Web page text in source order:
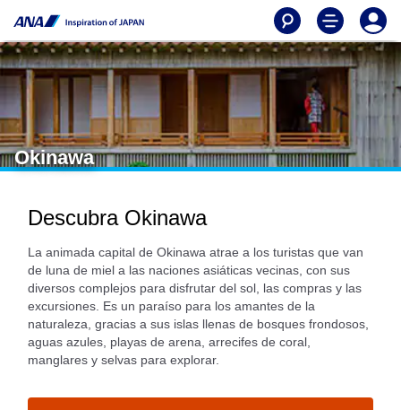
Okinawa
Descubra Okinawa
La animada capital de Okinawa atrae a los turistas que van
de luna de miel a las naciones asiáticas vecinas, con sus
diversos complejos para disfrutar del sol, las compras y las
excursiones. Es un paraíso para los amantes de la
naturaleza, gracias a sus islas llenas de bosques frondosos,
aguas azules, playas de arena, arrecifes de coral,
manglares y selvas para explorar.